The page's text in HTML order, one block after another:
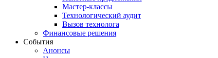
Мастер-классы
Технологический аудит
Вызов технолога
Финансовые решения
События
Анонсы